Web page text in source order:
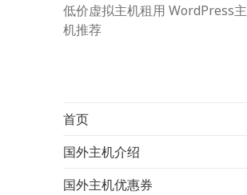
低价虚拟主机租用 WordPress主
机推荐
首页
国外主机介绍
国外主机优惠券